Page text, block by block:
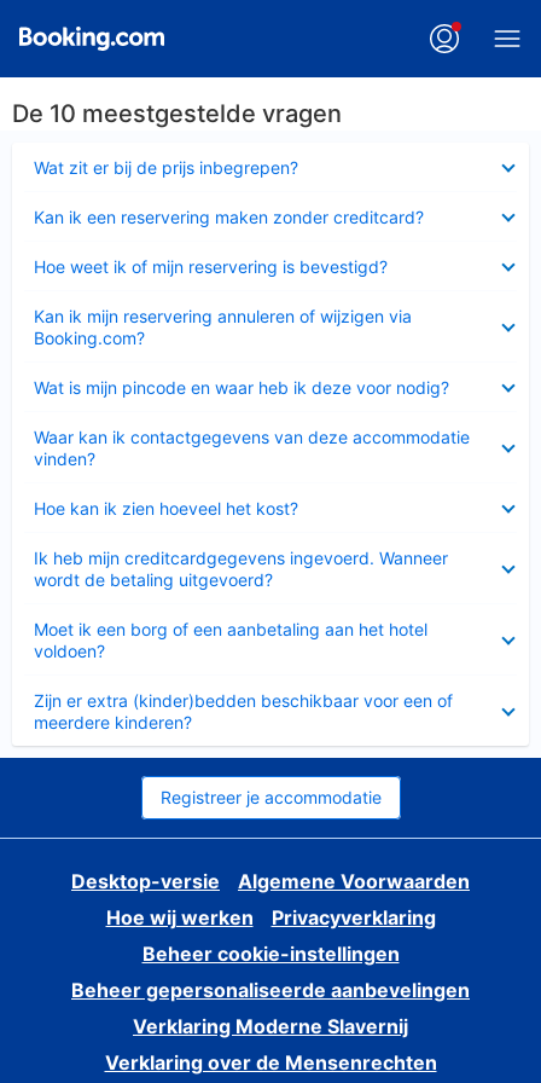
De 10 meestgestelde vragen
Wat zit er bij de prijs inbegrepen?
Kan ik een reservering maken zonder creditcard?
Hoe weet ik of mijn reservering is bevestigd?
Kan ik mijn reservering annuleren of wijzigen via
Booking.com?
Wat is mijn pincode en waar heb ik deze voor nodig?
Waar kan ik contactgegevens van deze accommodatie
vinden?
Hoe kan ik zien hoeveel het kost?
Ik heb mijn creditcardgegevens ingevoerd. Wanneer
wordt de betaling uitgevoerd?
Moet ik een borg of een aanbetaling aan het hotel
voldoen?
Zijn er extra (kinder)bedden beschikbaar voor een of
meerdere kinderen?
Registreer je accommodatie
Desktop-versie
Algemene Voorwaarden
Hoe wij werken
Privacyverklaring
Beheer cookie-instellingen
Beheer gepersonaliseerde aanbevelingen
Verklaring Moderne Slavernij
Verklaring over de Mensenrechten